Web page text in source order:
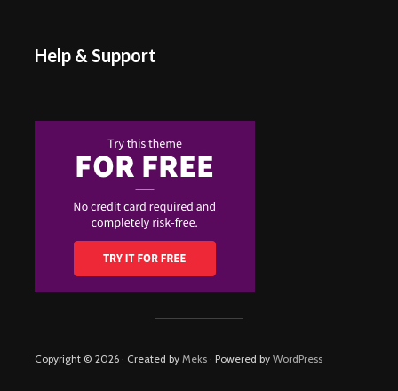
Help & Support
Copyright © 2026 · Created by Meks · Powered by WordPress